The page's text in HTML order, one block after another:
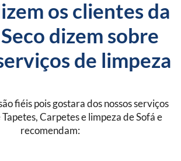
os clientes da
dizem sobre
de limpeza
fiéis pois gostara dos nossos serviços
Carpetes e limpeza de Sofá e
recomendam: